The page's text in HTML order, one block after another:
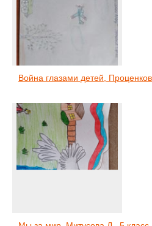
Война глазами детей,